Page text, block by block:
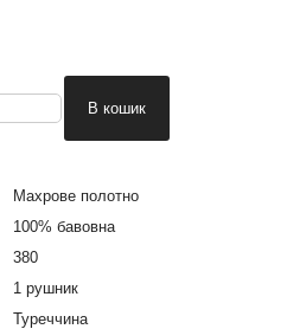
Махрове полотно
100% бавовна
380
1 рушник
Туреччина